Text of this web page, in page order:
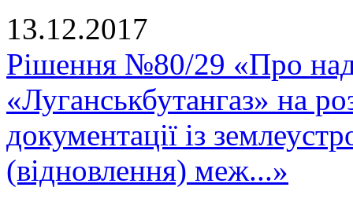
13.12.2017
Рішення №80/29 «Про
«Луганськбутангаз» на
документації із
(відновлення) меж...»